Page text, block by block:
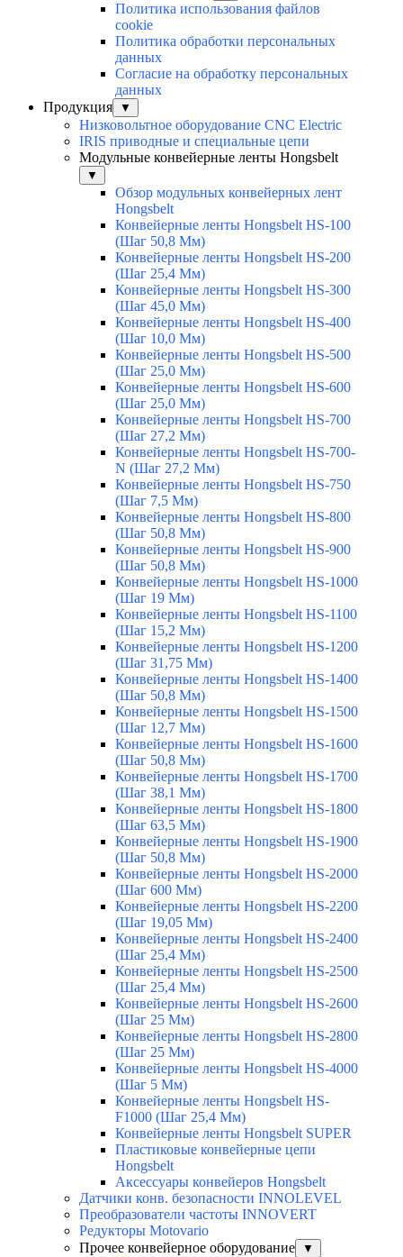
Политика использования файлов
cookie
Политика обработки персональных
данных
Согласие на обработку персональных
данных
Продукция
▼
Низковольтное оборудование CNC Electric
IRIS приводные и специальные цепи
Модульные конвейерные ленты Hongsbelt
▼
Обзор модульных конвейерных лент
Hongsbelt
Конвейерные ленты Hongsbelt HS-100
(Шаг 50,8 Мм)
Конвейерные ленты Hongsbelt HS-200
(Шаг 25,4 Мм)
Конвейерные ленты Hongsbelt HS-300
(Шаг 45,0 Мм)
Конвейерные ленты Hongsbelt HS-400
(Шаг 10,0 Мм)
Конвейерные ленты Hongsbelt HS-500
(Шаг 25,0 Мм)
Конвейерные ленты Hongsbelt HS-600
(Шаг 25,0 Мм)
Конвейерные ленты Hongsbelt HS-700
(Шаг 27,2 Мм)
Конвейерные ленты Hongsbelt HS-700-
N (Шаг 27,2 Мм)
Конвейерные ленты Hongsbelt HS-750
(Шаг 7,5 Мм)
Конвейерные ленты Hongsbelt HS-800
(Шаг 50,8 Мм)
Конвейерные ленты Hongsbelt HS-900
(Шаг 50,8 Мм)
Конвейерные ленты Hongsbelt HS-1000
(Шаг 19 Мм)
Конвейерные ленты Hongsbelt HS-1100
(Шаг 15,2 Мм)
Конвейерные ленты Hongsbelt HS-1200
(Шаг 31,75 Мм)
Конвейерные ленты Hongsbelt HS-1400
(Шаг 50,8 Мм)
Конвейерные ленты Hongsbelt HS-1500
(Шаг 12,7 Мм)
Конвейерные ленты Hongsbelt HS-1600
(Шаг 50,8 Мм)
Конвейерные ленты Hongsbelt HS-1700
(Шаг 38,1 Мм)
Конвейерные ленты Hongsbelt HS-1800
(Шаг 63,5 Мм)
Конвейерные ленты Hongsbelt HS-1900
(Шаг 50,8 Мм)
Конвейерные ленты Hongsbelt HS-2000
(Шаг 600 Мм)
Конвейерные ленты Hongsbelt HS-2200
(Шаг 19,05 Мм)
Конвейерные ленты Hongsbelt HS-2400
(Шаг 25,4 Мм)
Конвейерные ленты Hongsbelt HS-2500
(Шаг 25,4 Мм)
Конвейерные ленты Hongsbelt HS-2600
(Шаг 25 Мм)
Конвейерные ленты Hongsbelt HS-2800
(Шаг 25 Мм)
Конвейерные ленты Hongsbelt HS-4000
(Шаг 5 Мм)
Конвейерные ленты Hongsbelt HS-
F1000 (Шаг 25,4 Мм)
Конвейерные ленты Hongsbelt SUPER
Пластиковые конвейерные цепи
Hongsbelt
Аксессуары конвейеров Hongsbelt
Датчики конв. безопасности INNOLEVEL
Преобразователи частоты INNOVERT
Редукторы Motovario
Прочее конвейерное оборудование
▼